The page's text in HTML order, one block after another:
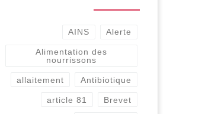
AINS Alerte
Alimentation des
nourrissons
allaitement Antibiotique
article 81 Brevet